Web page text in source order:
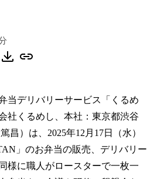
当デリバリーサービス「くるめ
社くるめし、本社：東京都渋谷
昌）は、2025年12月17日（水）
」のお弁当の販売、デリバリー
様に職人がロースターで一枚一